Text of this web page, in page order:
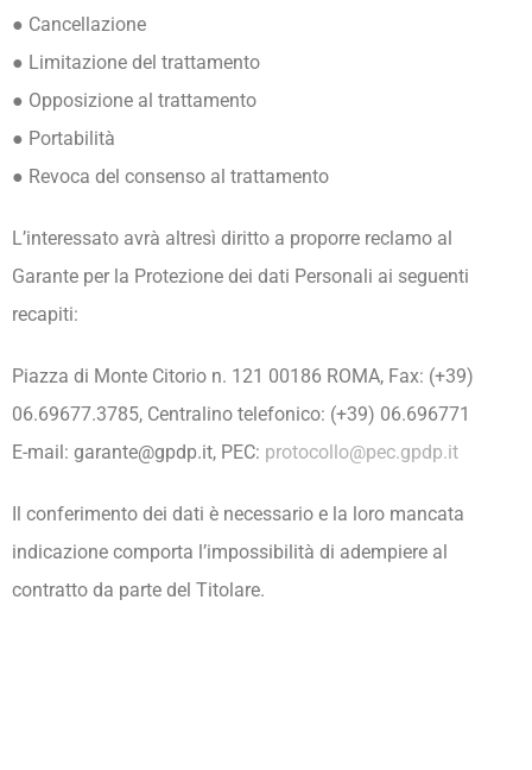
● Cancellazione
● Limitazione del trattamento
● Opposizione al trattamento
● Portabilità
● Revoca del consenso al trattamento
L’interessato avrà altresì diritto a proporre reclamo al
Garante per la Protezione dei dati Personali ai seguenti
recapiti:
Piazza di Monte Citorio n. 121 00186 ROMA, Fax: (+39)
06.69677.3785, Centralino telefonico: (+39) 06.696771
E-mail: garante@gpdp.it, PEC: protocollo@pec.gpdp.it
Il conferimento dei dati è necessario e la loro mancata
indicazione comporta l’impossibilità di adempiere al
contratto da parte del Titolare.